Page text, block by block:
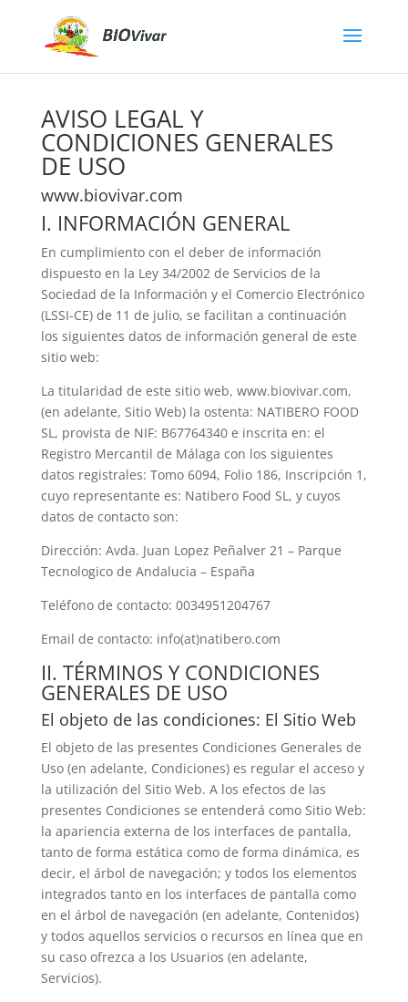
AVISO LEGAL Y
CONDICIONES GENERALES
DE USO
www.biovivar.com
I. INFORMACIÓN GENERAL
En cumplimiento con el deber de información
dispuesto en la Ley 34/2002 de Servicios de la
Sociedad de la Información y el Comercio Electrónico
(LSSI-CE) de 11 de julio, se facilitan a continuación
los siguientes datos de información general de este
sitio web:
La titularidad de este sitio web, www.biovivar.com,
(en adelante, Sitio Web) la ostenta: NATIBERO FOOD
SL, provista de NIF: B67764340e inscrita en: el
Registro Mercantil de Málaga con los siguientes
datos registrales: Tomo 6094, Folio 186, Inscripción 1 ,
cuyo representante es: Natibero Food SL, y cuyos
datos de contacto son:
Dirección: Avda. Juan Lopez Peñalver 21 – Parque
Tecnologico de Andalucia – España
Teléfono de contacto: 0034951204767
Email de contacto: info(at)natibero.com
II. TÉRMINOS Y CONDICIONES
GENERALES DE USO
El objeto de las condiciones: El Sitio Web
El objeto de las presentes Condiciones Generales de
Uso (en adelante, Condiciones) es regular el acceso y
la utilización del Sitio Web. A los efectos de las
presentes Condiciones se entenderá como Sitio Web:
la apariencia externa de los interfaces de pantalla,
tanto de forma estática como de forma dinámica, es
decir, el árbol de navegación; y todos los elementos
integrados tanto en los interfaces de pantalla como
en el árbol de navegación (en adelante, Contenidos)
y todos aquellos servicios o recursos en línea que en
su caso ofrezca a los Usuarios (en adelante,
Servicios).